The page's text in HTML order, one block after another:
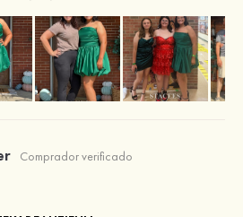
Comprador verificado